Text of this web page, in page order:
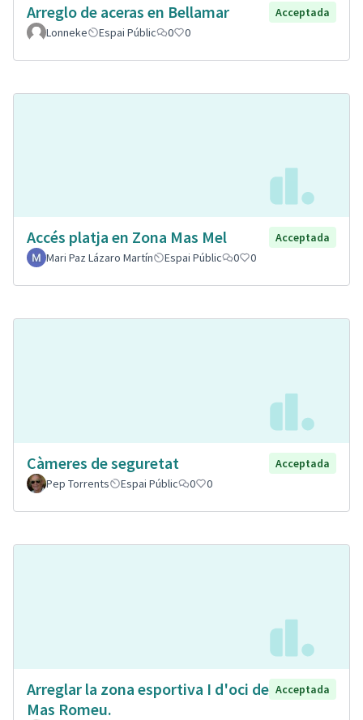
Arreglo de aceras en Bellamar
Acceptada
Lonneke
Espai Públic 0 0
Accés platja en Zona Mas Mel
Acceptada
Mari Paz Lázaro Martín
Espai Públic 0 0
Càmeres de seguretat
Acceptada
Pep Torrents
Espai Públic 0 0
Arreglar la zona esportiva I d'oci de
Mas Romeu.
Acceptada